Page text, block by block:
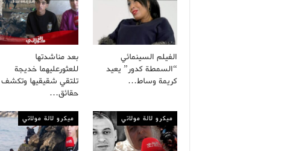
الفيلم السينمائي
“السمطة كدور” يعيد
كريمة وساط…
بعد مناشدتها
للعثورعليهما خديجة
تلتقي شقيقيها وتكشف
حقائق…
ميكرو لالة مولاتي ميكرو لالة مولاتي